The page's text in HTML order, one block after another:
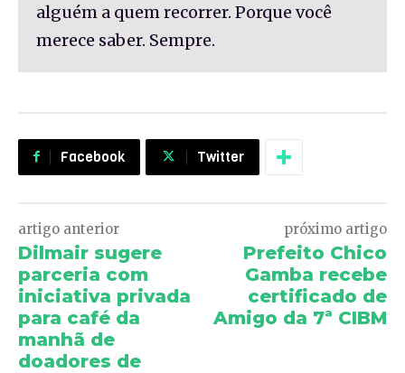
alguém a quem recorrer. Porque você
merece saber. Sempre.
Facebook Twitter
artigo anterior
Dilmair sugere
parceria com
iniciativa privada
para café da
manhã de
doadores de
próximo artigo
Prefeito Chico
Gamba recebe
certificado de
Amigo da 7ª CIBM